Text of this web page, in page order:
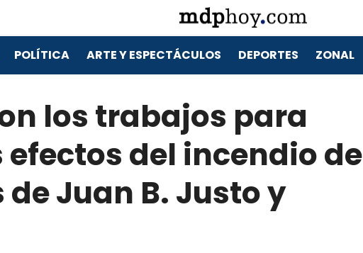
POLÍTICA ARTE Y ESPECTÁCULOS DEPORTES ZONAL
los trabajos para
del incendio de
Juan B. Justo y